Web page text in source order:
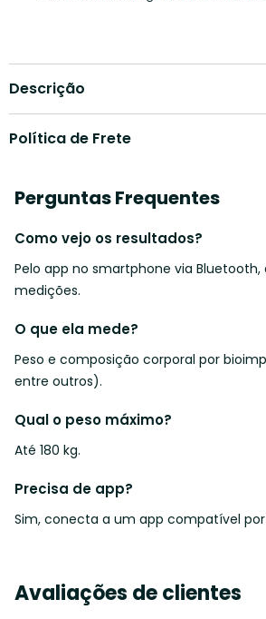
Descrição
Política de Frete
Perguntas Frequentes
Como vejo os resultados?
Pelo app no smartphone via
medições.
O que ela mede?
Peso e composição corporal por
entre outros).
Qual o peso máximo?
Até 180 kg.
Precisa de app?
Sim, conecta a um app compatível
Avaliações de clientes